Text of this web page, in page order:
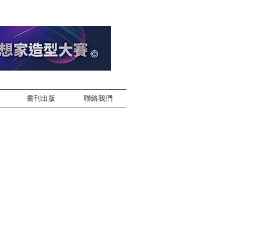
書刊出版 聯絡我們